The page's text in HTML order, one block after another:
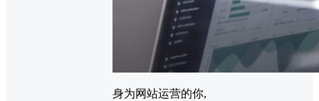
身为网站运营的你,